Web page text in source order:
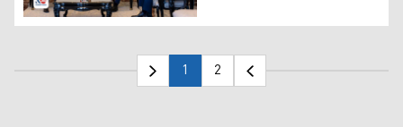
Kürdistan Bölgesi Başkanı Neçirvan Barzani, Türkiye
1 2